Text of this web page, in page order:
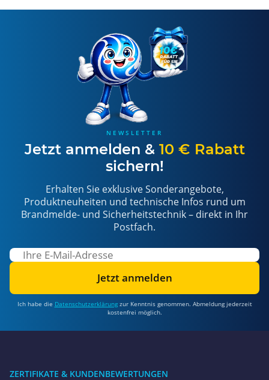
NEWSLETTER
Jetzt anmelden & 10 € Rabatt
sichern!
Erhalten Sie exklusive Sonderangebote,
Produktneuheiten und technische Infos rund um
Brandmelde- und Sicherheitstechnik – direkt in Ihr
Postfach.
Jetzt anmelden
Ich habe die Datenschutzerklärungzur Kenntnis genommen. Abmeldung jederzeit
kostenfrei möglich.
ZERTIFIKATE & KUNDENBEWERTUNGEN